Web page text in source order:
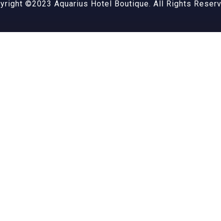
©2023 Aquarius Hotel Boutique. All Rights